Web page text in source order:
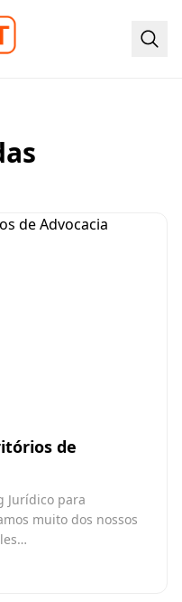
de
Jurídico para
muito dos nossos